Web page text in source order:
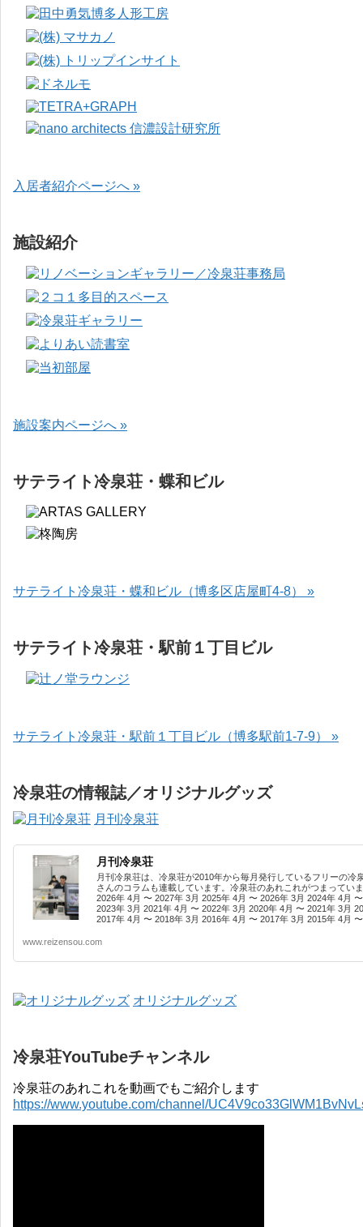
入居者紹介ページへ »
施設紹介
施設案内ページへ »
サテライト冷泉荘・蝶和ビル
サテライト冷泉荘・蝶和ビル（博多区店屋町4-8） »
サテライト冷泉荘・駅前１丁目ビル
サテライト冷泉荘・駅前１丁目ビル（博多駅前1-7-9） »
冷泉荘の情報誌／オリジナルグッズ
月刊冷泉荘
月刊冷泉荘
月刊冷泉荘は、冷泉荘が2010年から毎月発行しているフリーの
さんのコラムも連載しています。冷泉荘のあれこれがつまってい
2026年 4月 〜 2027年 3月 2025年 4月 〜 2026年 3月 2024年 4月
2023年 3月 2021年 4月 〜 2022年 3月 2020年 4月 〜 2021年 3月
2017年 4月 〜 2018年 3月 2016年 4月 〜 2017年 3月 2015年 4月
www.reizensou.com
オリジナルグッズ
冷泉荘YouTubeチャンネル
冷泉荘のあれこれを動画でもご紹介します
https://www.youtube.com/channel/